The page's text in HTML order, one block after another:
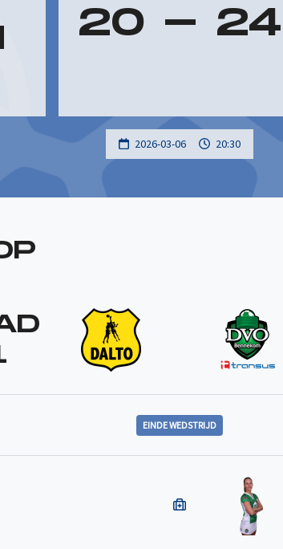
20 - 24
2026-03-06 20:30
EINDE WEDSTRIJD